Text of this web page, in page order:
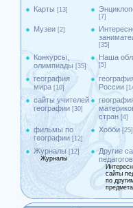
Карты [13]
[7]
Музеи [2]
[35]
Конкурсы,
олимпиады [35]
Наша
[5]
география
мира [10]
России
сайты учителей
географии [30]
стран [4]
фильмы по
географии [12]
Хобби [25]
Журналы [12]
Журналы
Другие
педагогов
сайты
по